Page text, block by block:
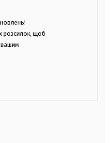
розсилок, щоб
вашим